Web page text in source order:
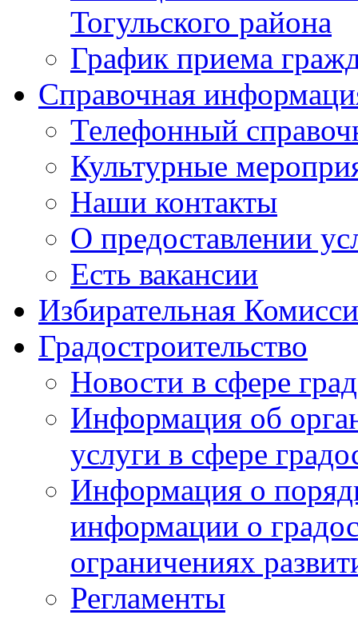
Тогульского района
График приема
Справочная
Телефонный
Культурные
Наши контакты
О предоставлении
Есть вакансии
Избирательная
Градостроительство
Новости в сфере
Информация об
услуги в сфере
Информация о
информации о
ограничениях
Регламенты